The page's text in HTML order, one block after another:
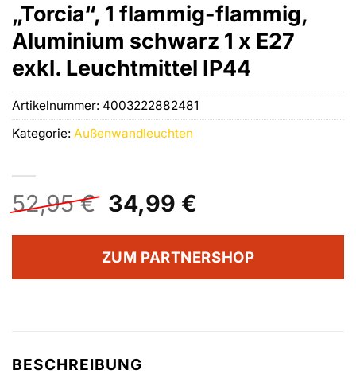
„Torcia“, 1 flammig-flammig,
Aluminium schwarz 1 x E27
exkl. Leuchtmittel IP44
52,95€ Ursprünglicher
Preis
war:
52,95 €
34,99 €
ist:
34,99 €.
ZUM PARTNERSHOP
Artikelnummer: 4003222882481
Kategorie: Außenwandleuchten
BESCHREIBUNG